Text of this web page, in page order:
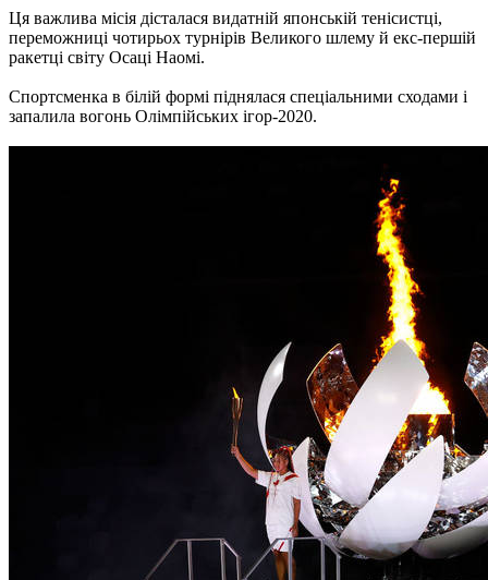
Ця важлива місія дісталася видатній японській тенісистці,
переможниці чотирьох турнірів Великого шлему й екс-першій
ракетці світу Осаці Наомі.
Спортсменка в білій формі піднялася спеціальними сходами і
запалила вогонь Олімпійських ігор-2020.